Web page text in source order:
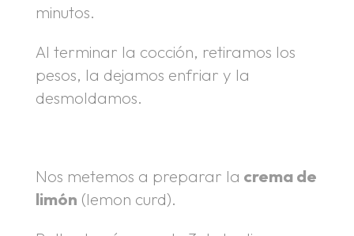
minutos.
Al terminar la cocción, retiramos los
pesos, la dejamos enfriar y la
desmoldamos.
Nos metemos a preparar la crema de
limón (lemon curd).